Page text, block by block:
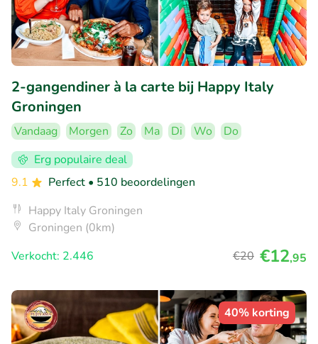
2-gangendiner à la carte bij Happy Italy
Groningen
Vandaag Morgen Zo Ma Di Wo
Do
Erg populaire deal
9.1
Perfect • 510 beoordelingen
Happy Italy Groningen
Groningen (0km)
Verkocht: 2.446
€20 €12,95
40% korting